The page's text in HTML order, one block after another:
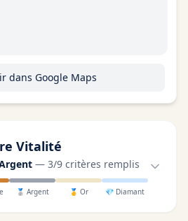
dans Google Maps
Vitalité
— 3/9 critères remplis
🥈 Argent 🥇 Or 💎 Diamant